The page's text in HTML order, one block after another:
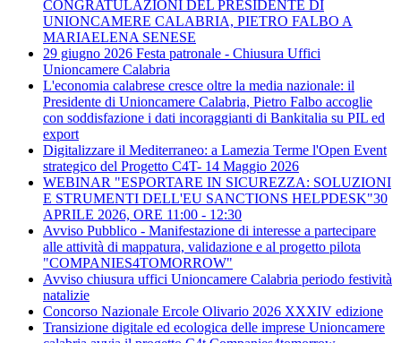
CONGRATULAZIONI DEL PRESIDENTE DI
UNIONCAMERE CALABRIA, PIETRO FALBO A
MARIAELENA SENESE
29 giugno 2026 Festa patronale - Chiusura Uffici
Unioncamere Calabria
L'economia calabrese cresce oltre la media nazionale: il
Presidente di Unioncamere Calabria, Pietro Falbo accoglie
con soddisfazione i dati incoraggianti di Bankitalia su PIL ed
export
Digitalizzare il Mediterraneo: a Lamezia Terme l'Open Event
strategico del Progetto C4T- 14 Maggio 2026
WEBINAR "ESPORTARE IN SICUREZZA: SOLUZIONI
E STRUMENTI DELL'EU SANCTIONS HELPDESK"30
APRILE 2026, ORE 11:00 - 12:30
Avviso Pubblico - Manifestazione di interesse a partecipare
alle attività di mappatura, validazione e al progetto pilota
"COMPANIES4TOMORROW"
Avviso chiusura uffici Unioncamere Calabria periodo festività
natalizie
Concorso Nazionale Ercole Olivario 2026 XXXIV edizione
Transizione digitale ed ecologica delle imprese Unioncamere